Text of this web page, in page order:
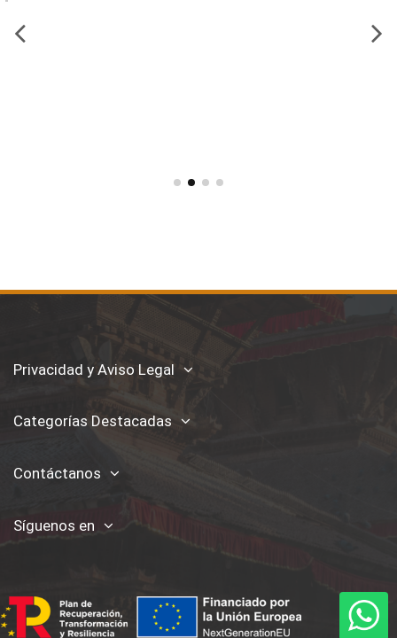
Privacidad y Aviso Legal
Categorías Destacadas
Contáctanos
Síguenos en